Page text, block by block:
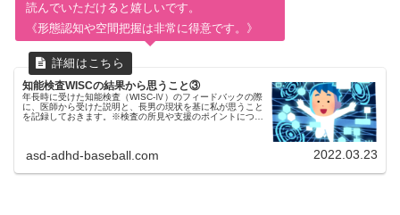
読んでいただけると嬉しいです。
《形態認知や空間把握は非常に得意です。》
知能検査WISCの結果から思うこと③
年長時に受けた知能検査（WISC-Ⅳ）のフィードバックの際
に、医師から受けた説明と、長男の現状を基に私が思うこと
を記録しておきます。※検査の所見や支援のポイントについ
asd-adhd-baseball.com 2022.03.23